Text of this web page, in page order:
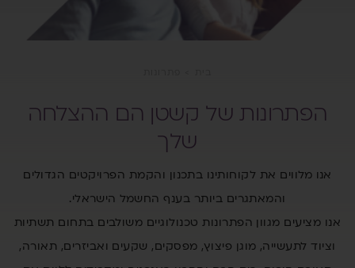
הפתרונות של קשטן הם ההצלחה
שלך
אנו מלווים את לקוחותינו בתכנון והקמת הפרויקטים הגדולים
והמאתגרים ביותר בענף החשמל הישראלי.
אנו מציעים מגוון הפתרונות טכנולוגיים משולבים בתחום תשתיות
וציוד לתעשייה, מוגן פיצוץ, מפסקים, שקעים ואביזרים, תאורה,